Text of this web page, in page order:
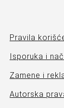
Pravila
Isporuka i
Zamene i
Autorska